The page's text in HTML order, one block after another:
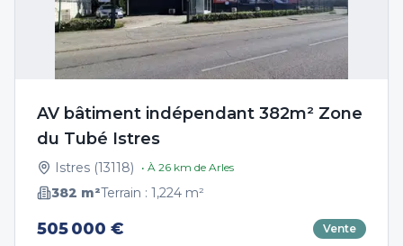
AV bâtiment indépendant 382m² Zone
du Tubé Istres
Istres (13118) • À 26 km de Arles
382 m²Terrain : 1,224 m²
505 000 € Vente